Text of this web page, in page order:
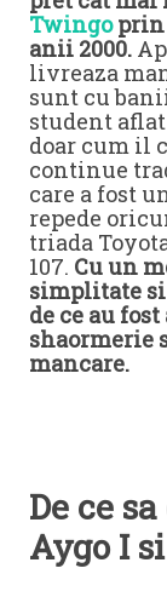
Twingoprin
anii 2000.
livreaza
sunt cu
student
doar cum il
continue
care a fost
repede
triada
107. Cu un
simplitate
de ce au
shaormerie
mancare.
De ce
Aygo I